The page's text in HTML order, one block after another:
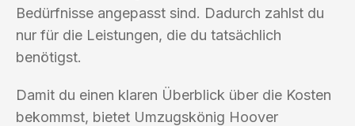
Bedürfnisse angepasst sind. Dadurch zahlst du
nur für die Leistungen, die du tatsächlich
benötigst.
Damit du einen klaren Überblick über die Kosten
bekommst, bietet Umzugskönig Hoover